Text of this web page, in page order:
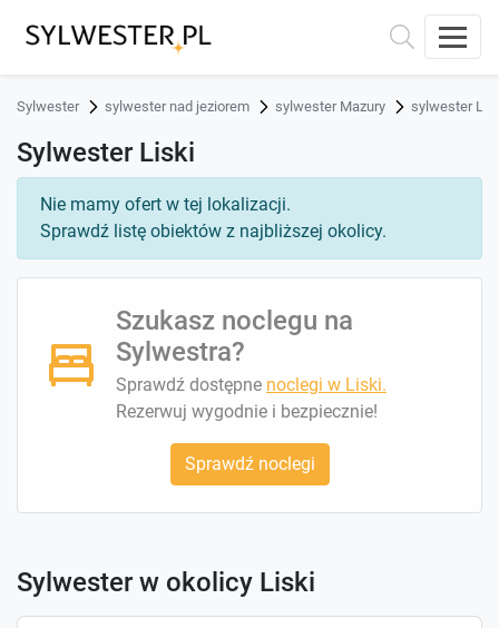
Sylwester sylwester nad jeziorem sylwester Mazury sylwester
Sylwester Liski
Nie mamy ofert w tej lokalizacji.
Sprawdź listę obiektów z najbliższej okolicy.
Szukasz noclegu na
Sylwestra?
Sprawdź dostępne noclegi w Liski.
Rezerwuj wygodnie i bezpiecznie!
Sprawdź noclegi
Sylwester w okolicy Liski